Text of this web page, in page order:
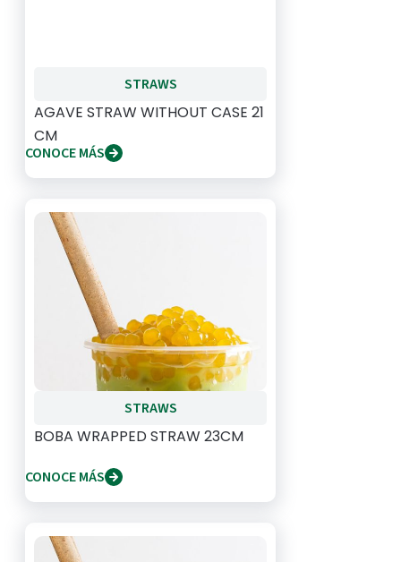
STRAWS
AGAVE STRAW WITHOUT CASE 21
CM
CONOCE MÁS
STRAWS
BOBA WRAPPED STRAW 23CM
CONOCE MÁS